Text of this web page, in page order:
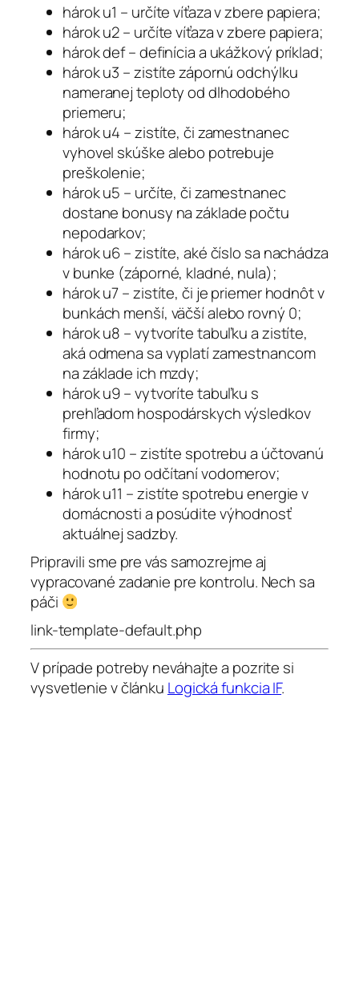
hárok u1 – určíte víťaza v zbere papiera;
hárok u2 – určíte víťaza v zbere papiera;
hárok def – definícia a ukážkový príklad;
hárok u3 – zistíte zápornú odchýlku
nameranej teploty od dlhodobého
priemeru;
hárok u4 – zistíte, či zamestnanec
vyhovel skúške alebo potrebuje
preškolenie;
hárok u5 – určíte, či zamestnanec
dostane bonusy na základe počtu
nepodarkov;
hárok u6 – zistíte, aké číslo sa nachádza
v bunke (záporné, kladné, nula);
hárok u7 – zistíte, či je priemer hodnôt v
bunkách menší, väčší alebo rovný 0;
hárok u8 – vytvoríte tabuľku a zistíte,
aká odmena sa vyplatí zamestnancom
na základe ich mzdy;
hárok u9 – vytvoríte tabuľku s
prehľadom hospodárskych výsledkov
firmy;
hárok u10 – zistíte spotrebu a účtovanú
hodnotu po odčítaní vodomerov;
hárok u11 – zistíte spotrebu energie v
domácnosti a posúdite výhodnosť
aktuálnej sadzby.
Pripravili sme pre vás samozrejme aj
vypracované zadanie pre kontrolu. Nech sa
páči
link-template-default.php
V prípade potreby neváhajte a pozrite si
vysvetlenie v článku Logická funkcia IF.